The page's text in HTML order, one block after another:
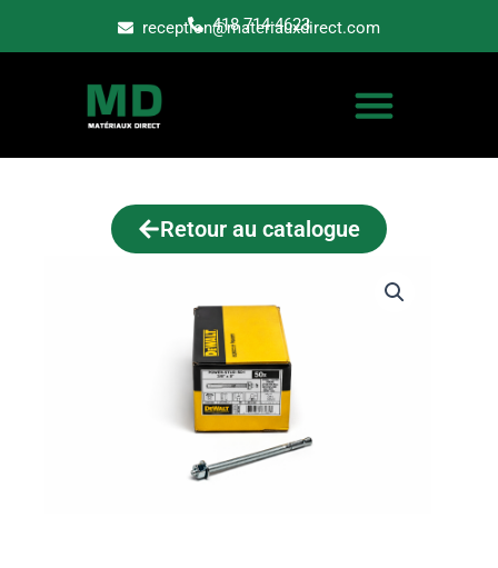
418 714-4623
reception@materiauxdirect.com
Retour au catalogue